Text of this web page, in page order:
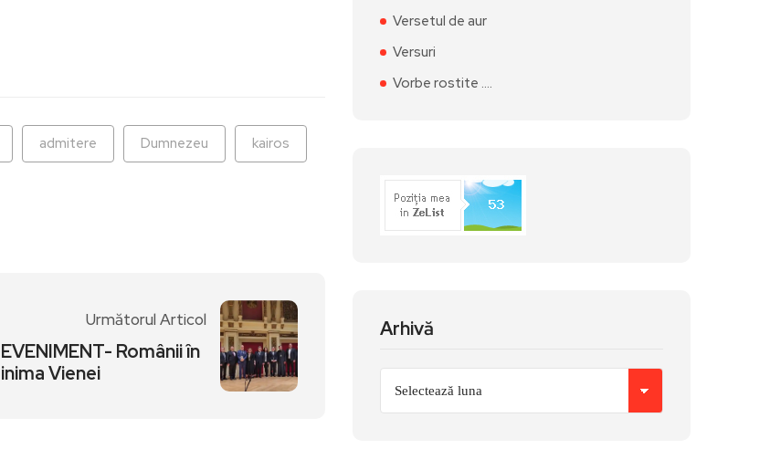
admitere Dumnezeu kairos
Următorul Articol
EVENIMENT- Românii în
inima Vienei
Versetul de aur
Versuri
Vorbe rostite ….
Arhivă